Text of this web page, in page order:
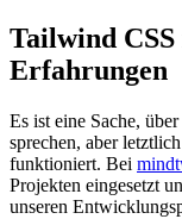
Tailwind
Erfahrungen
Es ist eine Sache,
sprechen, aber
funktioniert. Bei
Projekten eingesetzt
unseren